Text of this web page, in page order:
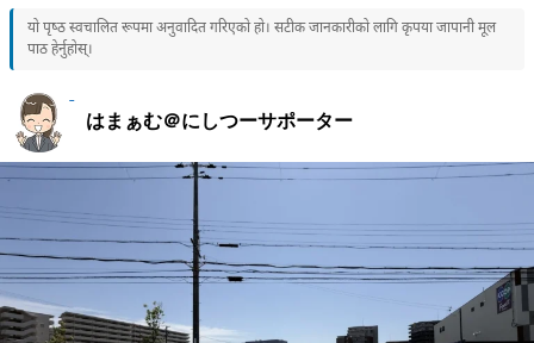
यो पृष्ठ स्वचालित रूपमा अनुवादित गरिएको हो। सटीक जानकारीको लागि कृपया जापानी मूल
पाठ हेर्नुहोस्।
はまぁむ＠にしつーサポーター